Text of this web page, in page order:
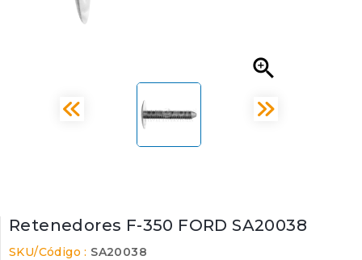

Retenedores F-350 FORD SA20038
SKU/Código : SA20038